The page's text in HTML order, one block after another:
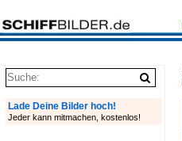
Lade Deine Bilder hoch!
Jeder kann mitmachen, kostenlos!